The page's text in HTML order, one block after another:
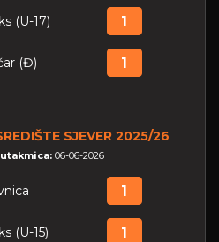
(U-17) 1
(Đ) 1
SJEVER 2025/26
06-06-2026
1
(U-15) 1